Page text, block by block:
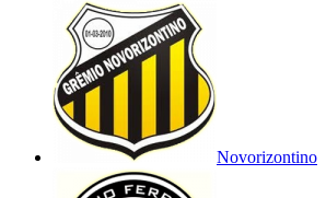
Novorizontino